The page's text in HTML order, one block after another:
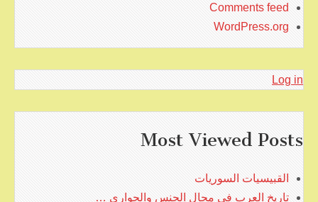
Comments feed
WordPress.org
Log in
Most Viewed Posts
القبيسيات السوريات
تاريخ العرب في مجال الجنس والجواري …